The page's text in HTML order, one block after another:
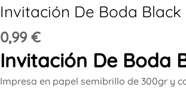
Invitación De Boda Black
0,99€
Invitación De Boda
Impresa en papel semibrillo de 300gr y
De
Black
cantidad